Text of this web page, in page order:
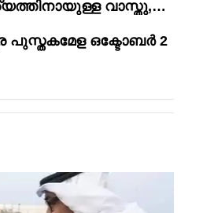
വാസ്തു,
പുസ്തകമേള ഒക്ടോബർ 2